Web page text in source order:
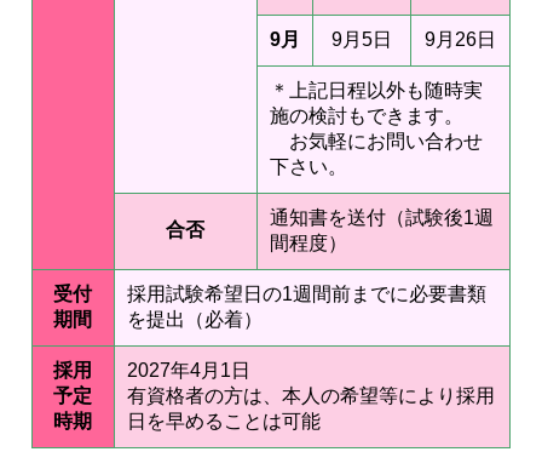
9月 9月5日 9月26日
＊上記日程以外も随時実
施の検討もできます。
お気軽にお問い合わせ
下さい。
合否
通知書を送付（試験後1週
間程度）
受付
期間
採用試験希望日の1週間前までに必要書類
を提出（必着）
採用
予定
時期
2027年4月1日
有資格者の方は、本人の希望等により採用
日を早めることは可能